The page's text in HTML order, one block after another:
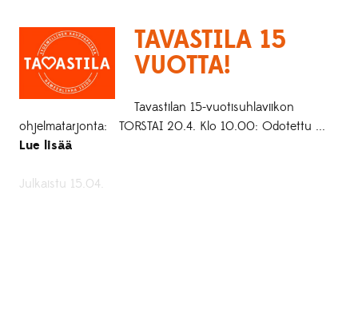
TAVASTILA 15
VUOTTA!
Tavastilan 15-vuotisuhlaviikon
ohjelmatarjonta: TORSTAI 20.4. Klo 10.00: Odotettu ...
Lue lisää
Julkaistu 15.04.